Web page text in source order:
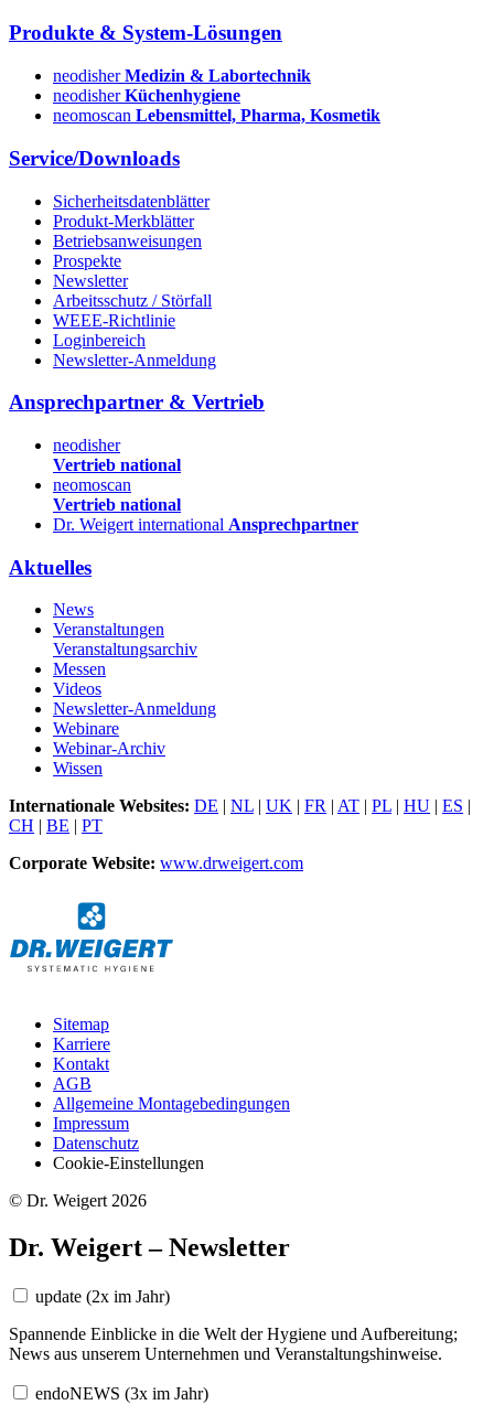
Produkte & System-Lösungen
neodisherMedizin & Labortechnik
neodisherKüchenhygiene
neomoscan Lebensmittel, Pharma, Kosmetik
Service/Downloads
Sicherheitsdatenblätter
Produkt-Merkblätter
Betriebsanweisungen
Prospekte
Newsletter
Arbeitsschutz / Störfall
WEEE-Richtlinie
Loginbereich
Newsletter-Anmeldung
Ansprechpartner & Vertrieb
neodisher
Vertrieb national
neomoscan
Vertrieb national
Dr. Weigert international Ansprechpartner
Aktuelles
News
Veranstaltungen
Veranstaltungsarchiv
Messen
Videos
Newsletter-Anmeldung
Webinare
Webinar-Archiv
Wissen
Internationale Websites: DE | NL | UK | FR | AT | PL | HU | ES |
CH | BE | PT
Corporate Website: www.drweigert.com
Sitemap
Karriere
Kontakt
AGB
Allgemeine Montagebedingungen
Impressum
Datenschutz
Cookie-Einstellungen
© Dr. Weigert 2026
Dr. Weigert – Newsletter
update (2x im Jahr)
Spannende Einblicke in die Welt der Hygiene und Aufbereitung;
News aus unserem Unternehmen und Veranstaltungshinweise.
endoNEWS (3x im Jahr)